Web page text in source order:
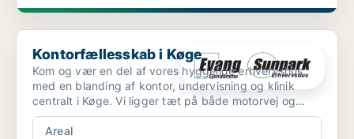
Kontorfællesskab i Køge
Kontorfællesskab i Køge
Kom og vær en del af vores hyggelige erhvervshus
med en blanding af kontor, undervisning og klinik
centralt i Køge. Vi ligger tæt på både motorvej og
Ølby st...
Areal